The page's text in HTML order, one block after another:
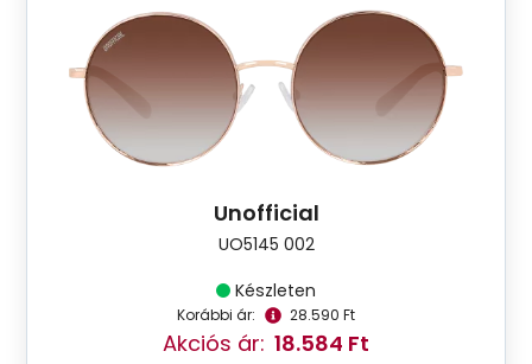
Unofficial
UO5145 002
Készleten
Korábbi ár: 28.590 Ft
Akciós ár: 18.584 Ft